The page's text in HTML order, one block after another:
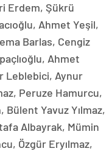
Erdem, Şükrü
Ahmet Yeşil,
Barlas, Cengiz
Ahmet
Leblebici, Aynur
Peruze Hamurcu,
Bülent Yavuz Yılmaz,
Albayrak, Mümin
Özgür Eryılmaz,